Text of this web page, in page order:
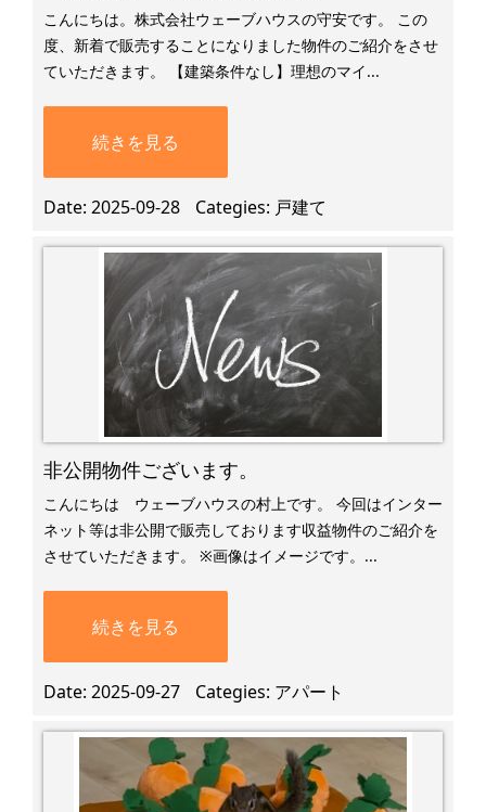
こんにちは。株式会社ウェーブハウスの守安です。 この
度、新着で販売することになりました物件のご紹介をさせ
ていただきます。 【建築条件なし】理想のマイ...
続きを見る
Date 2025-09-28 Categies 戸建て
非公開物件ございます。
こんにちは ウェーブハウスの村上です。 今回はインター
ネット等は非公開で販売しております収益物件のご紹介を
させていただきます。 ※画像はイメージです。...
続きを見る
Date 2025-09-27 Categies アパート